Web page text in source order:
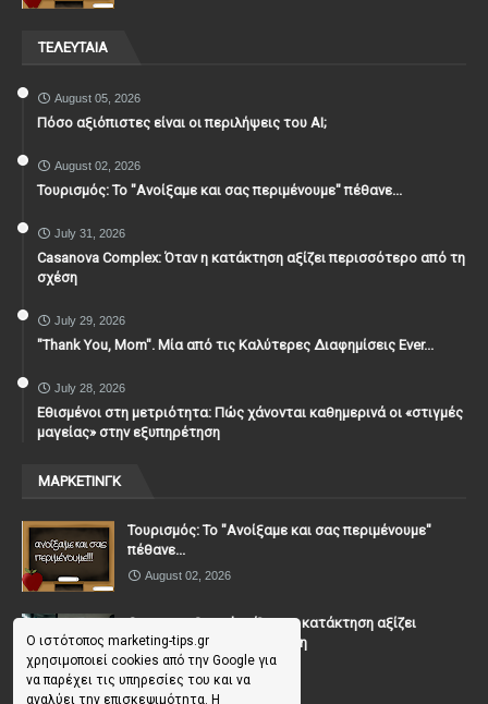
Ο ιστότοπος marketing-tips.gr
χρησιμοποιεί cookies από την Google για
να παρέχει τις υπηρεσίες του και να
αναλύει την επισκεψιμότητα. Η
ΤΕΛΕΥΤΑΙΑ
August 05, 2026
Πόσο αξιόπιστες είναι οι περιλήψεις του ΑΙ;
August 02, 2026
Τουρισμός: Το "Ανοίξαμε και σας περιμένουμε" πέθανε...
July 31, 2026
Casanova Complex: Όταν η κατάκτηση αξίζει περισσότερο από τη
σχέση
July 29, 2026
"Thank You, Mοm". Μία από τις Καλύτερες Διαφημίσεις Ever...
July 28, 2026
Εθισμένοι στη μετριότητα: Πώς χάνονται καθημερινά οι «στιγμές
μαγείας» στην εξυπηρέτηση
ΜΑΡΚΕΤΙΝΓΚ
Τουρισμός: Το "Ανοίξαμε και σας περιμένουμε"
πέθανε...
August 02, 2026
Casanova Complex: Όταν η κατάκτηση αξίζει
περισσότερο από τη σχέση
July 31, 2026